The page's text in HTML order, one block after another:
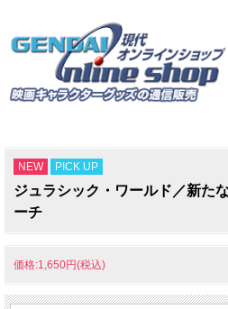
NEW PICK UP
ジュラシック・ワールド／新た
ーチ
価格:1,650円(税込)